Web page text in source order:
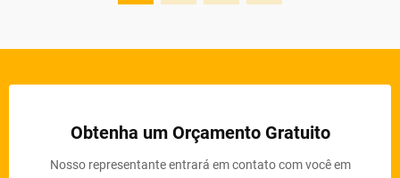
Obtenha um Orçamento Gratuito
Nosso representante entrará em contato com você em